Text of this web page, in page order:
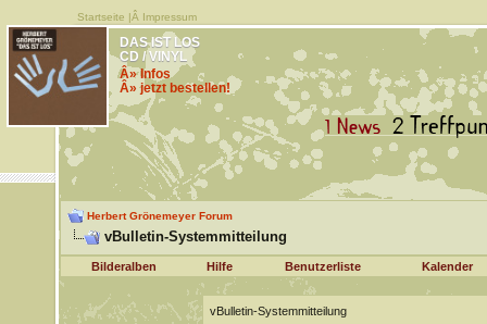
Startseite |Â Impressum
DAS IST LOS
CD / VINYL
Â» Infos
Â» jetzt bestellen!
Herbert Grönemeyer Forum
vBulletin-Systemmitteilung
Bilderalben Hilfe Benutzerliste Kalender
vBulletin-Systemmitteilung